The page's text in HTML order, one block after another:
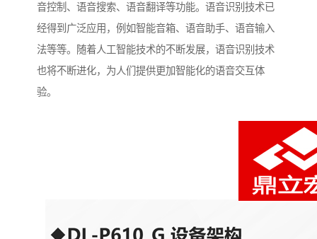
音控制、语音搜索、语音翻译等功能。语音识别技术已
经得到广泛应用，例如智能音箱、语音助手、语音输入
法等等。随着人工智能技术的不断发展，语音识别技术
也将不断进化，为人们提供更加智能化的语音交互体
验。